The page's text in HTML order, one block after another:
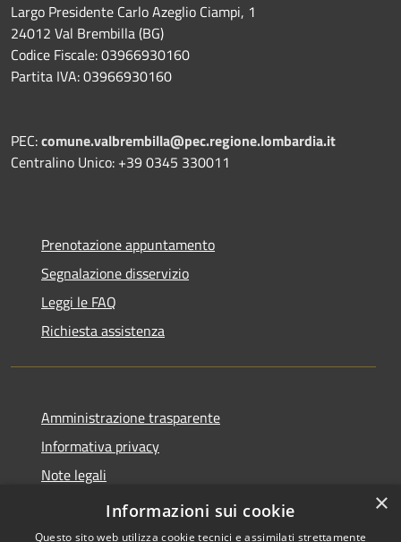
Largo Presidente Carlo Azeglio Ciampi, 1
24012 Val Brembilla (BG)
Codice Fiscale: 03966930160
Partita IVA: 03966930160
PEC:comune.valbrembilla@pec.regione.lombardia.it
Centralino Unico: +39 0345 330011
Prenotazione appuntamento
Segnalazione disservizio
Leggi le FAQ
Richiesta assistenza
Amministrazione trasparente
Informativa privacy
Note legali
Dichiarazione di accessibilità
×
Informazioni sui cookie
Questo sito web utilizza cookie tecnici e assimilati strettamente